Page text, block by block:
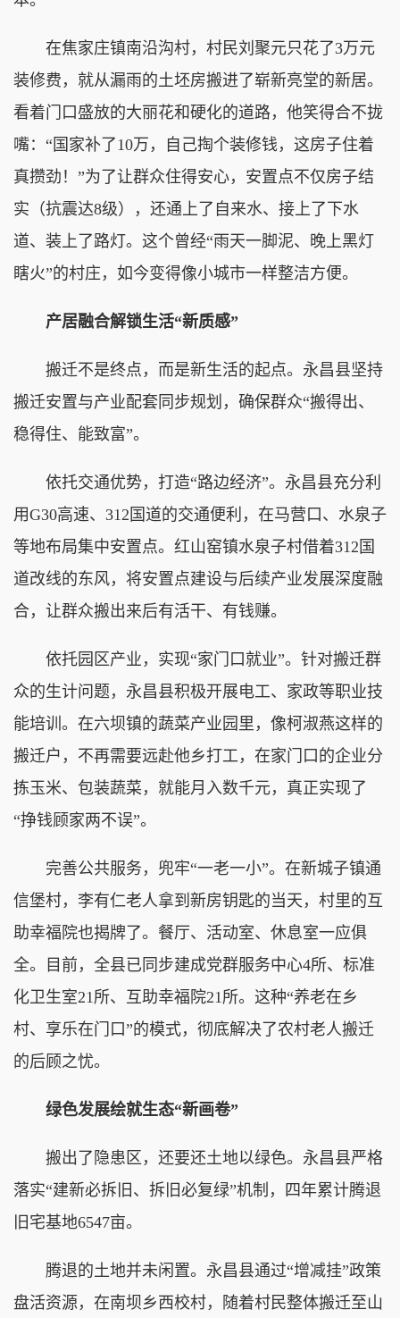
在焦家庄镇南沿沟村，村民刘聚元只花了3万元
装修费，就从漏雨的土坯房搬进了崭新亮堂的新居。
看着门口盛放的大丽花和硬化的道路，他笑得合不拢
嘴：“国家补了10万，自己掏个装修钱，这房子住着
真攒劲！”为了让群众住得安心，安置点不仅房子结
实（抗震达8级），还通上了自来水、接上了下水
道、装上了路灯。这个曾经“雨天一脚泥、晚上黑灯
瞎火”的村庄，如今变得像小城市一样整洁方便。
产居融合解锁生活“新质感”
搬迁不是终点，而是新生活的起点。永昌县坚持
搬迁安置与产业配套同步规划，确保群众“搬得出、
稳得住、能致富”。
依托交通优势，打造“路边经济”。永昌县充分利
用G30高速、312国道的交通便利，在马营口、水泉子
等地布局集中安置点。红山窑镇水泉子村借着312国
道改线的东风，将安置点建设与后续产业发展深度融
合，让群众搬出来后有活干、有钱赚。
依托园区产业，实现“家门口就业”。针对搬迁群
众的生计问题，永昌县积极开展电工、家政等职业技
能培训。在六坝镇的蔬菜产业园里，像柯淑燕这样的
搬迁户，不再需要远赴他乡打工，在家门口的企业分
拣玉米、包装蔬菜，就能月入数千元，真正实现了
“挣钱顾家两不误”。
完善公共服务，兜牢“一老一小”。在新城子镇通
信堡村，李有仁老人拿到新房钥匙的当天，村里的互
助幸福院也揭牌了。餐厅、活动室、休息室一应俱
全。目前，全县已同步建成党群服务中心4所、标准
化卫生室21所、互助幸福院21所。这种“养老在乡
村、享乐在门口”的模式，彻底解决了农村老人搬迁
的后顾之忧。
绿色发展绘就生态“新画卷”
搬出了隐患区，还要还土地以绿色。永昌县严格
落实“建新必拆旧、拆旧必复绿”机制，四年累计腾退
旧宅基地6547亩。
腾退的土地并未闲置。永昌县通过“增减挂”政策
盘活资源，在南坝乡西校村，随着村民整体搬迁至山